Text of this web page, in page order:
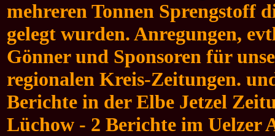
mehreren Tonnen Sprengstoff
gelegt wurden. Anregungen,
Gönner und Sponsoren für
regionalen Kreis-Zeitungen.
Berichte in der Elbe Jetzel
Lüchow - 2 Berichte im Uelzer